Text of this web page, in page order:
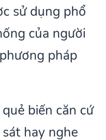
sử dụng phổ
của người
pháp
biến căn cứ
hay nghe